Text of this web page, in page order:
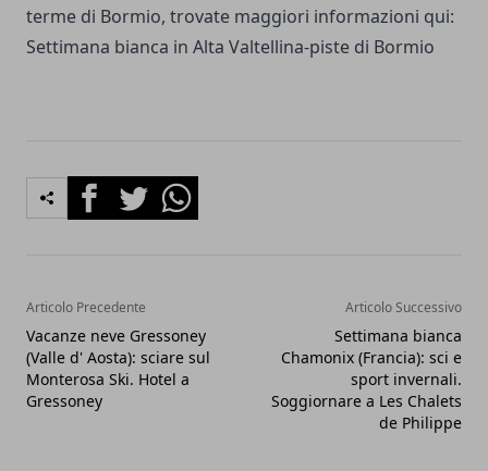
terme di Bormio, trovate maggiori informazioni qui:
Settimana bianca in Alta Valtellina-piste di Bormio
FacebookTwitterWhatsapp
Articolo Precedente
Vacanze neve Gressoney
(Valle d' Aosta): sciare sul
Monterosa Ski. Hotel a
Gressoney
Articolo Successivo
Settimana bianca
Chamonix (Francia): sci e
sport invernali.
Soggiornare a Les Chalets
de Philippe